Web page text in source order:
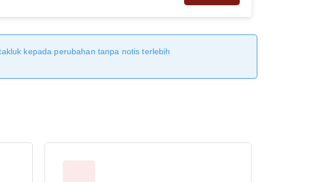
kepada perubahan tanpa notis terlebih